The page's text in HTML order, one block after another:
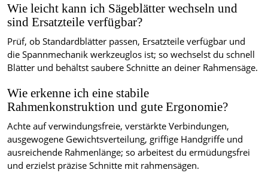
Wie leicht kann ich Sägeblätter wechseln und
sind Ersatzteile verfügbar?
Prüf, ob Standardblätter passen, Ersatzteile verfügbar und
die Spannmechanik werkzeuglos ist; so wechselst du schnell
Blätter und behältst saubere Schnitte an deiner Rahmensäge.
Wie erkenne ich eine stabile
Rahmenkonstruktion und gute Ergonomie?
Achte auf verwindungsfreie, verstärkte Verbindungen,
ausgewogene Gewichtsverteilung, griffige Handgriffe und
ausreichende Rahmenlänge; so arbeitest du ermüdungsfrei
und erzielst präzise Schnitte mit rahmensägen.